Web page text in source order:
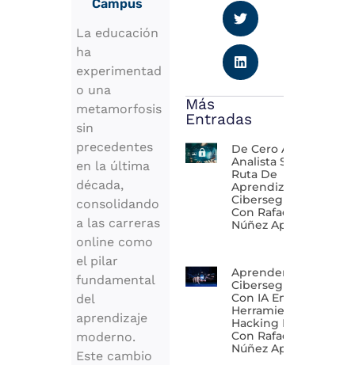
Campus
La educación
ha
experimentad
o una
metamorfosis
sin
precedentes
en la última
década,
consolidando
a las carreras
online como
el pilar
fundamental
del
aprendizaje
moderno.
Este cambio
Más
Entradas
De Cero A
Analista SOC:
Ruta De
Aprendizaje En
Ciberseguridad
Con Rafael
Núñez Aponte
Aprender
Ciberseguridad
Con IA En 2026:
Herramientas Y
Hacking Ético
Con Rafael
Núñez Aponte